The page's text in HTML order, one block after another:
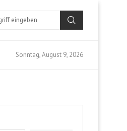
Sonntag, August 9, 2026